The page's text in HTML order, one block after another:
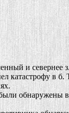
и севернее
катастрофу в б.
обнаружены